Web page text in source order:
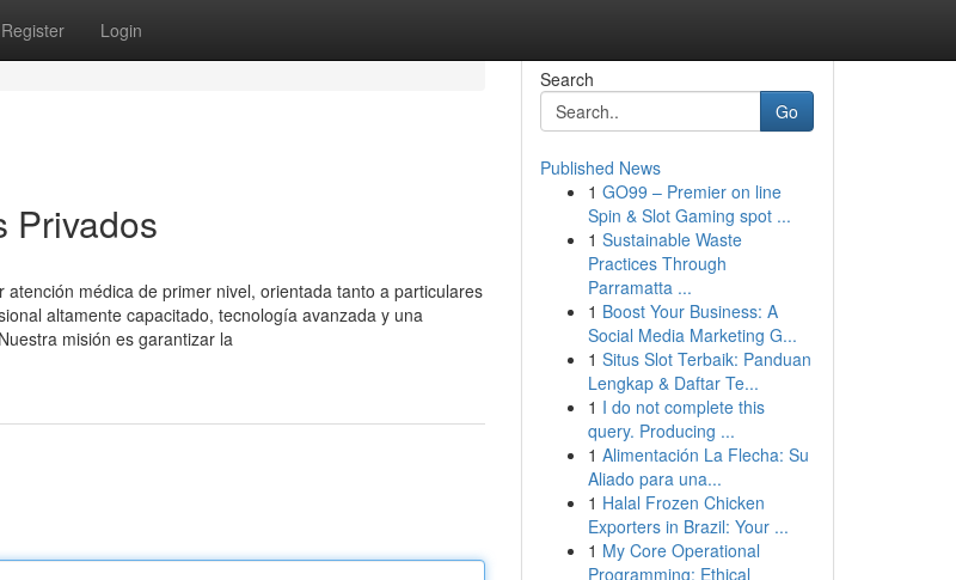
Register Login
Privados
médica de primer nivel, orientada tanto a particulares
altamente capacitado, tecnología avanzada y una
misión es garantizar la
Search
Go
Published News
1 GO99 – Premier on line
Spin & Slot Gaming spot ...
1 Sustainable Waste
Practices Through
Parramatta ...
1 Boost Your Business: A
Social Media Marketing G...
1 Situs Slot Terbaik: Panduan
Lengkap & Daftar Te...
1 I do not complete this
query. Producing ...
1 Alimentación La Flecha: Su
Aliado para una...
1 Halal Frozen Chicken
Exporters in Brazil: Your ...
1 My Core Operational
Programming: Ethical